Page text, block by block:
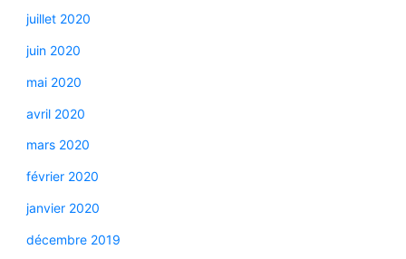
juillet 2020
juin 2020
mai 2020
avril 2020
mars 2020
février 2020
janvier 2020
décembre 2019